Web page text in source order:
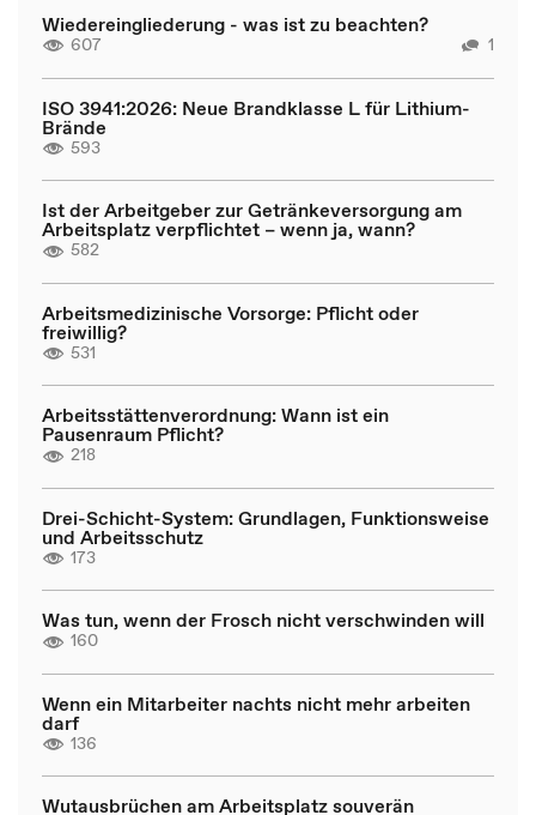
Wiedereingliederung - was ist zu beachten?
607 1
ISO 3941:2026: Neue Brandklasse L für Lithium-
Brände
593
Ist der Arbeitgeber zur Getränkeversorgung am
Arbeitsplatz verpflichtet – wenn ja, wann?
582
Arbeitsmedizinische Vorsorge: Pflicht oder
freiwillig?
531
Arbeitsstättenverordnung: Wann ist ein
Pausenraum Pflicht?
218
Drei-Schicht-System: Grundlagen, Funktionsweise
und Arbeitsschutz
173
Was tun, wenn der Frosch nicht verschwinden will
160
Wenn ein Mitarbeiter nachts nicht mehr arbeiten
darf
136
Wutausbrüchen am Arbeitsplatz souverän